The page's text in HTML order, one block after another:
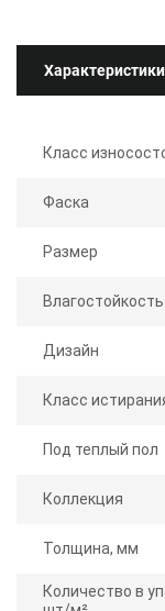
Характеристики
Класс
Фаска
Размер
Влагостойкость
Дизайн
Класс
Под теплый пол
Коллекция
Толщина, мм
Количество в